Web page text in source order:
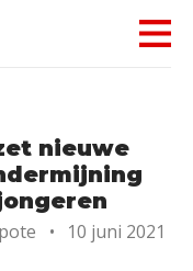
nieuwe
•
10 juni 2021